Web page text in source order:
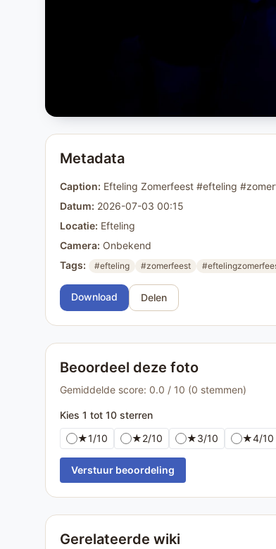
Metadata
Caption: Efteling Zomerfeest #efteling
Datum: 2026-07-03 00:15
Locatie: Efteling
Camera: Onbekend
Tags:
#efteling #zomerfeest
Download Delen
Beoordeel deze foto
Gemiddelde score: 0.0 / 10 (0 stemmen)
Kies 1 tot 10 sterren
★1/10 ★2/10 ★3/10 ★4/10
Verstuur beoordeling
Gerelateerde wiki